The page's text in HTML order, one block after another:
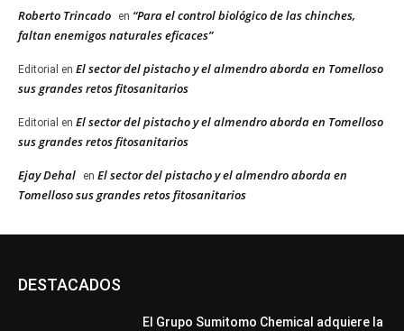
Roberto Trincado en “Para el control biológico de las chinches,
faltan enemigos naturales eficaces”
Editorial en El sector del pistacho y el almendro aborda en Tomelloso
sus grandes retos fitosanitarios
Editorial en El sector del pistacho y el almendro aborda en Tomelloso
sus grandes retos fitosanitarios
Ejay Dehal en El sector del pistacho y el almendro aborda en
Tomelloso sus grandes retos fitosanitarios
DESTACADOS
El Grupo Sumitomo Chemical adquiere la